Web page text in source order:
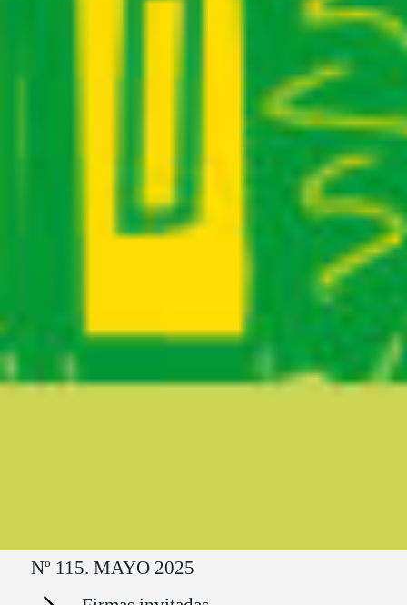
Ruta del sitio
Nº 115. MAYO 2025
Secciones